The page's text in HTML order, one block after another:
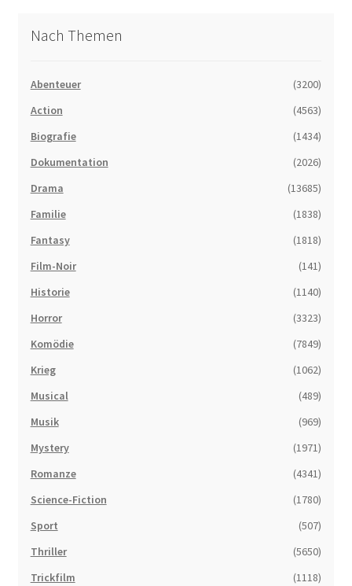
Nach Themen
Abenteuer
(3200)
Action
(4563)
Biografie
(1434)
Dokumentation
(2026)
Drama
(13685)
Familie
(1838)
Fantasy
(1818)
Film-Noir
(141)
Historie
(1140)
Horror
(3323)
Komödie
(7849)
Krieg
(1062)
Musical
(489)
Musik
(969)
Mystery
(1971)
Romanze
(4341)
Science-Fiction
(1780)
Sport
(507)
Thriller
(5650)
Trickfilm
(1118)